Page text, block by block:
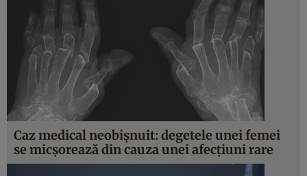
Caz medical neobişnuit: degetele unei femei
se micşorează din cauza unei afecţiuni rare